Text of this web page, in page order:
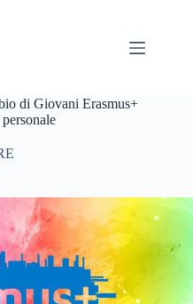
di Giovani Erasmus+